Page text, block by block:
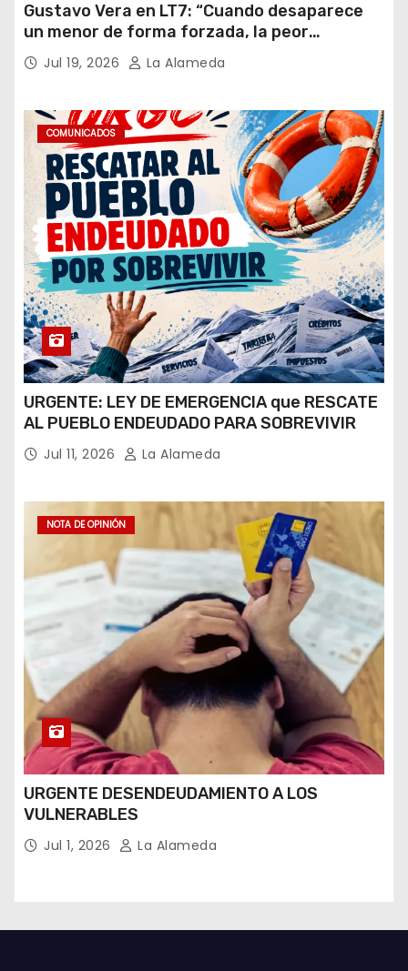
Gustavo Vera en LT7: “Cuando desaparece
un menor de forma forzada, la peor
hipótesis es trata, y así debe seguir
caratulado el caso Loan”
Jul 19, 2026 La Alameda
COMUNICADOS
URGENTE: LEY DE EMERGENCIA que RESCATE
AL PUEBLO ENDEUDADO PARA SOBREVIVIR
Jul 11, 2026 La Alameda
NOTA DE OPINIÓN
URGENTE DESENDEUDAMIENTO A LOS
VULNERABLES
Jul 1, 2026 La Alameda